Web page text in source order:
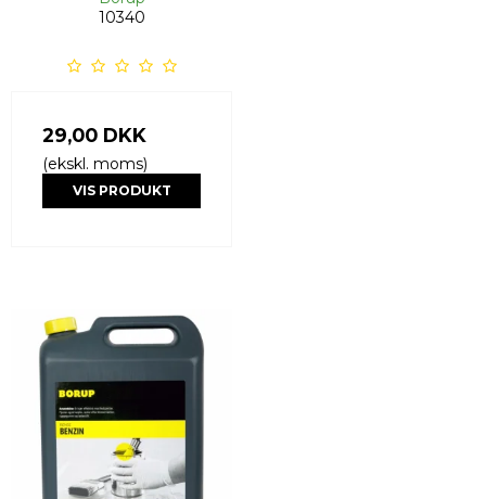
10340
29,00 DKK
(ekskl. moms)
VIS PRODUKT